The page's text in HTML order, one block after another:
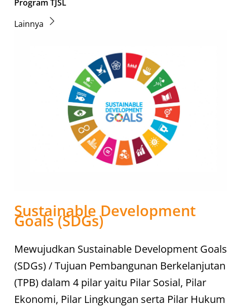
Program TJSL
Lainnya
Sustainable Development
Goals (SDGs)
Mewujudkan Sustainable Development Goals
(SDGs) / Tujuan Pembangunan Berkelanjutan
(TPB) dalam 4 pilar yaitu Pilar Sosial, Pilar
Ekonomi, Pilar Lingkungan serta Pilar Hukum